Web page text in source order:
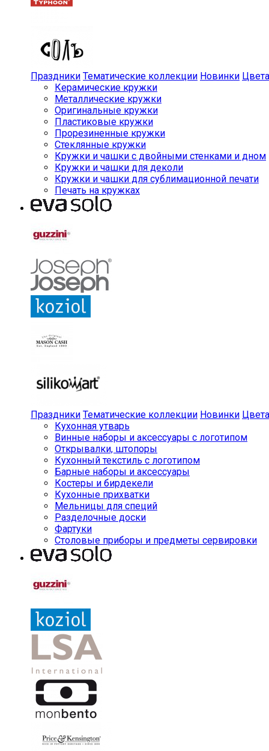
Праздники Тематические коллекции Новинки Цвета
Керамические кружки
Металлические кружки
Оригинальные кружки
Пластиковые кружки
Прорезиненные кружки
Стеклянные кружки
Кружки и чашки с двойными стенками и дном
Кружки и чашки для деколи
Кружки и чашки для сублимационной печати
Печать на кружках
Праздники Тематические коллекции Новинки Цвета
Кухонная утварь
Винные наборы и аксессуары с логотипом
Открывалки, штопоры
Кухонный текстиль с логотипом
Барные наборы и аксессуары
Костеры и бирдекели
Кухонные прихватки
Мельницы для специй
Разделочные доски
Фартуки
Столовые приборы и предметы сервировки